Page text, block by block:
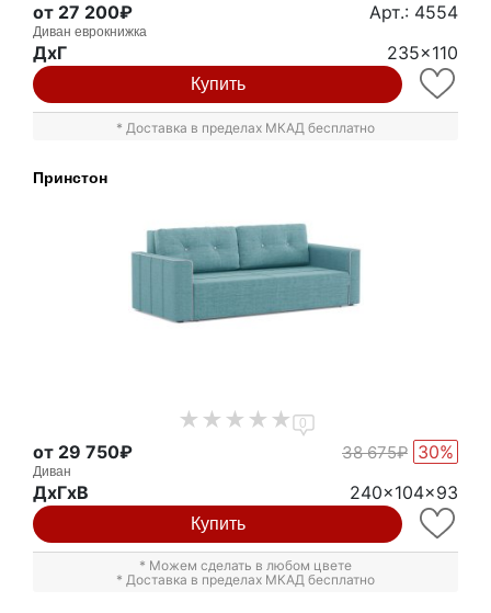
от 27 200₽ Арт.: 4554
Диван еврокнижка
ДxГ 235x110
Купить
* Доставка в пределах МКАД бесплатно
Принстон
0
от 29 750₽ 38 675₽ 30%
Диван
ДxГxВ 240x104x93
Купить
* Можем сделать в любом цвете
* Доставка в пределах МКАД бесплатно